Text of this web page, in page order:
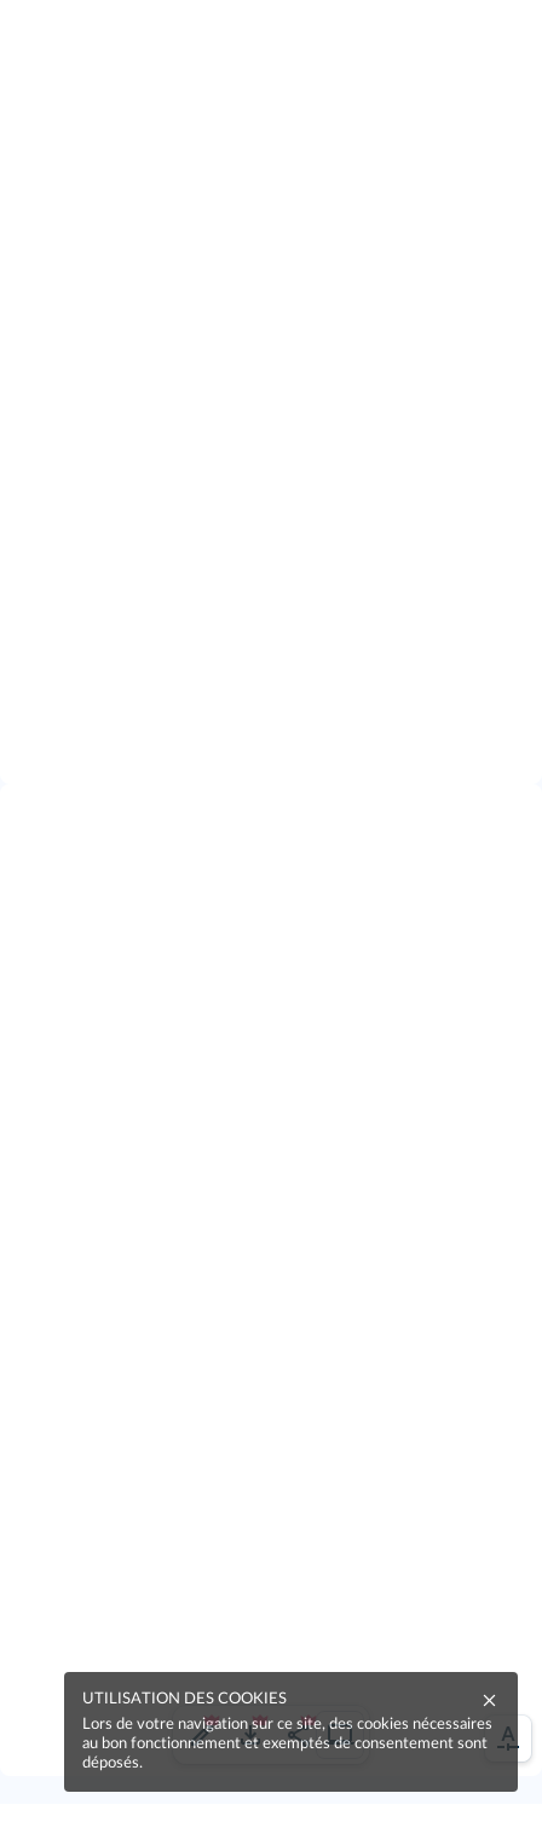
UTILISATION DES COOKIES
Lors de votre navigation sur ce site, des cookies nécessaires
au bon fonctionnement et exemptés de consentement sont
déposés.